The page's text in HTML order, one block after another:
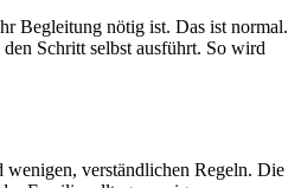
Begleitung nötig ist. Das ist normal.
Schritt selbst ausführt. So wird
wenigen, verständlichen Regeln. Die